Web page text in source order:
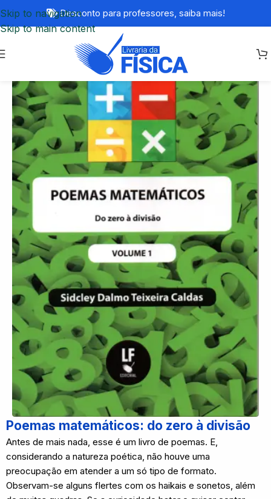
Skip to navigation
Skip to main content
Desconto para professores, saiba mais!
Poemas matemáticos: do zero à divisão
Antes de mais nada, esse é um livro de poemas. E,
considerando a natureza poética, não houve uma
preocupação em atender a um só tipo de formato.
Observam-se alguns flertes com os haikais e sonetos, além